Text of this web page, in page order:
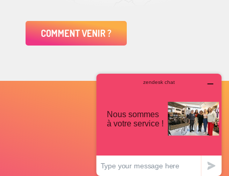
COMMENT VENIR ?